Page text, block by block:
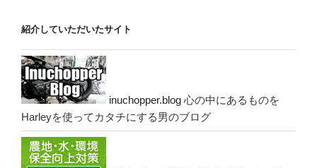
紹介していただいたサイト
inuchopper.blog 心の中にあるものを
Harleyを使ってカタチにする男のブログ